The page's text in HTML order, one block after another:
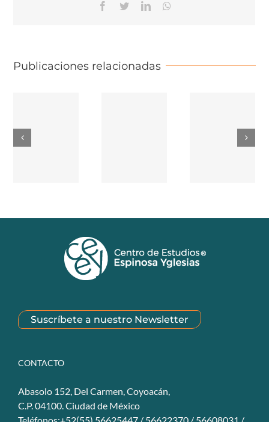
Facebook
TwitterLinkedinWhatsapp
Publicaciones relacionadas
Suscríbete a nuestro Newsletter
CONTACTO
Abasolo 152, Del Carmen, Coyoacán,
C.P. 04100. Ciudad de México